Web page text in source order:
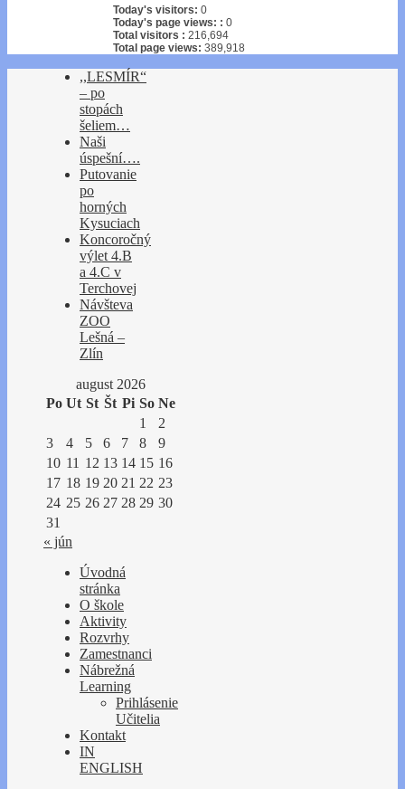
Today's visitors: 0
Today's page views: : 0
Total visitors : 216,694
Total page views: 389,918
,,LESMÍR“
– po
stopách
šeliem…
Naši
úspešní….
Putovanie
po
horných
Kysuciach
Koncoročný
výlet 4.B
a 4.C v
Terchovej
Návšteva
ZOO
Lešná –
Zlín
august 2026
Po Ut St Št Pi So Ne
1
2
3
4 5 6 7 8
9
10 11 12 13 14 15 16
17 18 19 20 21 22 23
24 25 26 27 28 29 30
31
« jún
Úvodná
stránka
O škole
Aktivity
Rozvrhy
Zamestnanci
Nábrežná
Learning
Prihlásenie
Učitelia
Kontakt
IN
ENGLISH